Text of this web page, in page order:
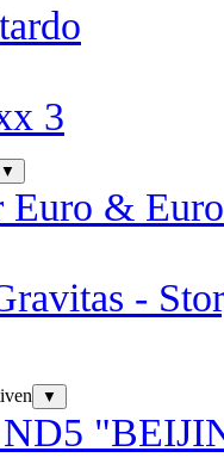
3
▼
Euro &
-
▼